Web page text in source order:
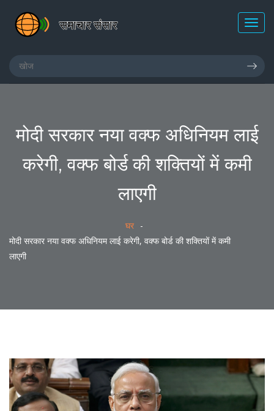
मोदी सरकार नया वक्फ अधिनियम लाई
करेगी, वक्फ बोर्ड की शक्तियों में कमी
लाएगी
घर
मोदी सरकार नया वक्फ अधिनियम लाई करेगी, वक्फ बोर्ड की शक्तियों में कमी
लाएगी